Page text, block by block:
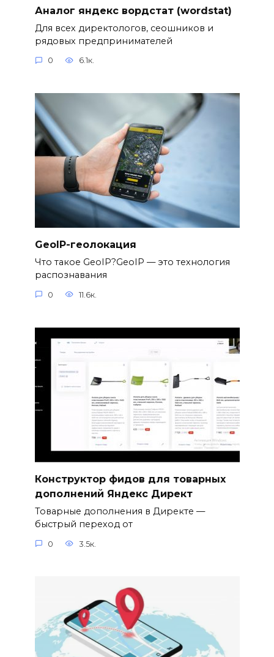
Аналог яндекс вордстат (wordstat)
Для всех директологов, сеошников и
рядовых предпринимателей
0 6.1к.
GeoIP-геолокация
Что такое GeoIP?GeoIP — это технология
распознавания
0 11.6к.
Конструктор фидов для товарных
дополнений Яндекс Директ
Товарные дополнения в Директе —
быстрый переход от
0 3.5к.